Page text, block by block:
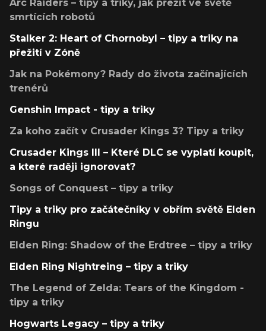
Arc Raiders – tipy a triky, jak přežít ve světě
smrtících robotů
Stalker 2: Heart of Chornobyl – tipy a triky na
přežití v Zóně
Jak na Pokémony? Rady do života začínajících
trenérů
Genshin Impact - tipy a triky
Za koho začít v Crusader Kings 3? Tipy a triky
Crusader Kings III – Které DLC se vyplatí koupit,
a které raději ignorovat?
Songs of Conquest – tipy a triky
Tipy a triky pro začátečníky v obřím světě Elden
Ringu
Elden Ring: Shadow of the Erdtree – tipy a triky
Elden Ring Nightreing – tipy a triky
The Legend of Zelda: Tears of the Kingdom -
tipy a triky
Hogwarts Legacy – tipy a triky